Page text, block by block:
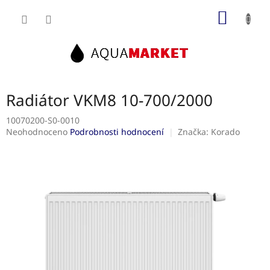
Radiátor VKM8 10-700/2000
10070200-S0-0010
Průměrné
Neohodnoceno Podrobnosti hodnocení Značka: Korado